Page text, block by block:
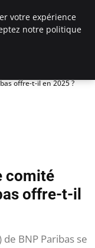
offre-t-il en 2025 ?
comité
offre-t-il
BNP Paribas se
votre expérience
notre politique